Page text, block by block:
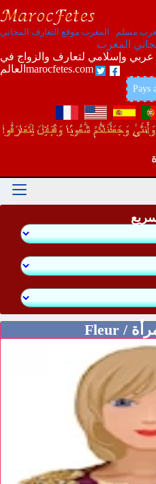
مسلم المغرب موقع التعارف المجاني
المغرب
وإسلامي لتعارف والزواج في
العالمmarocfetes.com